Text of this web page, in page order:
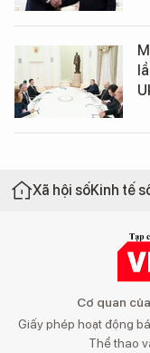
Xã hội sốKinh tế
Cơ quan
Giấy phép hoạt động
Thể thao